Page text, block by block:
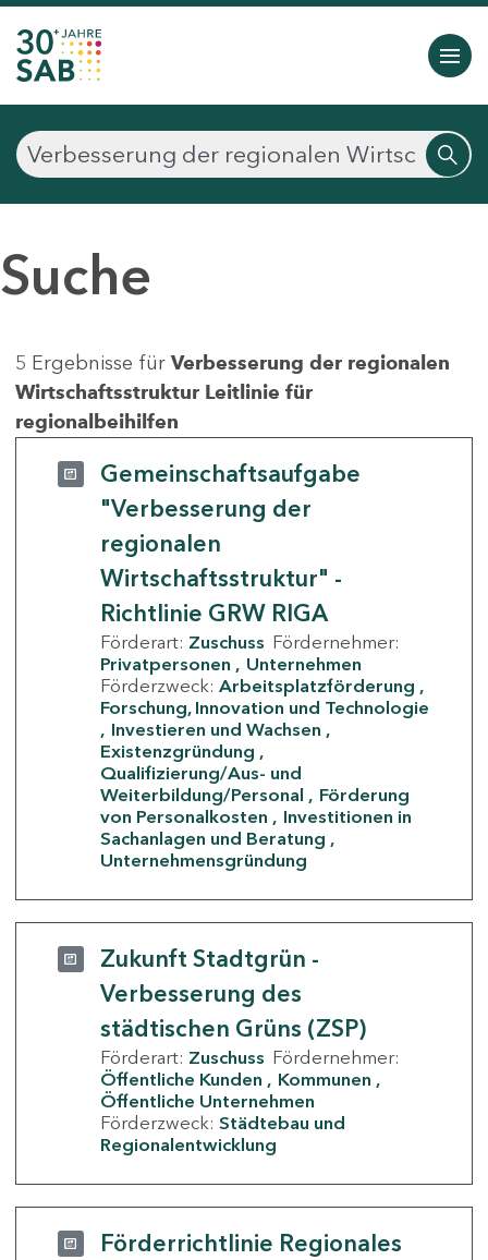
Suche
5 Ergebnisse für Verbesserung der regionalen
Wirtschaftsstruktur Leitlinie für
regionalbeihilfen
Gemeinschaftsaufgabe
"Verbesserung der
regionalen
Wirtschaftsstruktur" -
Richtlinie GRW RIGA
Förderart: Zuschuss Fördernehmer:
Privatpersonen
Unternehmen
Förderzweck: Arbeitsplatzförderung
Forschung, Innovation und Technologie
Investieren und Wachsen
Existenzgründung
Qualifizierung/Aus- und
Weiterbildung/Personal
Förderung
von Personalkosten
Investitionen in
Sachanlagen und Beratung
Unternehmensgründung
Zukunft Stadtgrün -
Verbesserung des
städtischen Grüns (ZSP)
Förderart: Zuschuss Fördernehmer:
Öffentliche Kunden
Kommunen
Öffentliche Unternehmen
Förderzweck: Städtebau und
Regionalentwicklung
Förderrichtlinie Regionales